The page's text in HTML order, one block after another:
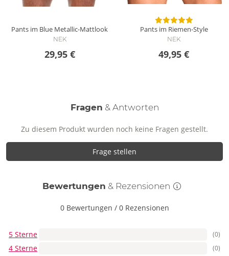
Pants im Blue Metallic-Mattlook
NEK
29,95 €
Pants im Riemen-Style
NEK
49,95 €
Fragen & Antworten
Zu diesem Produkt wurden noch keine Fragen gestellt.
Frage stellen
Bewertungen & Rezensionen
0 Bewertungen / 0 Rezensionen
5 Sterne (0)
4 Sterne (0)